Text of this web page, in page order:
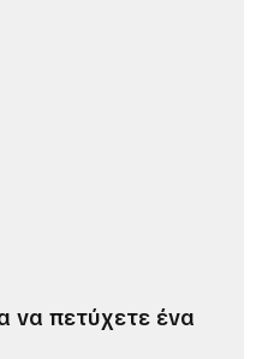
να πετύχετε ένα